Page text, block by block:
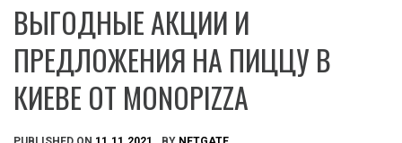
ВЫГОДНЫЕ АКЦИИ И
ПРЕДЛОЖЕНИЯ НА ПИЦЦУ В
КИЕВЕ ОТ MONOPIZZA